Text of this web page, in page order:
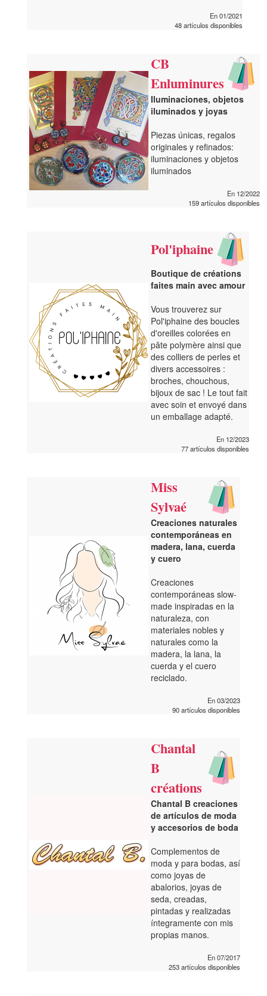
En 01/2021
48 artículos disponibles
CB
Enluminures
Iluminaciones, objetos
iluminados y joyas
Piezas únicas, regalos
originales y refinados:
iluminaciones y objetos
iluminados
En 12/2022
159 artículos disponibles
Pol'iphaine
Boutique de créations
faites main avec amour
Vous trouverez sur
Pol'iphaine des boucles
d'oreilles colorées en
pâte polymère ainsi que
des colliers de perles et
divers accessoires :
broches, chouchous,
bijoux de sac ! Le tout fait
avec soin et envoyé dans
un emballage adapté.
En 12/2023
77 artículos disponibles
Miss
Sylvaé
Creaciones naturales
contemporáneas en
madera, lana, cuerda
y cuero
Creaciones
contemporáneas slow-
made inspiradas en la
naturaleza, con
materiales nobles y
naturales como la
madera, la lana, la
cuerda y el cuero
reciclado.
En 03/2023
90 artículos disponibles
Chantal
B
créations
Chantal B creaciones
de artículos de moda
y accesorios de boda
Complementos de
moda y para bodas, así
como joyas de
abalorios, joyas de
seda, creadas,
pintadas y realizadas
íntegramente con mis
propias manos.
En 07/2017
253 artículos disponibles